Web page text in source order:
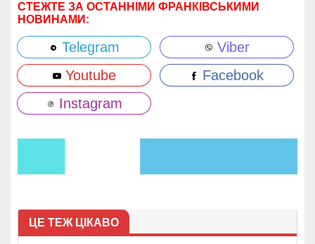
СТЕЖТЕ ЗА ОСТАННІМИ ФРАНКІВСЬКИМИ
НОВИНАМИ:
Telegram
Viber
Youtube
Facebook
Instagram
ЦЕ ТЕЖ ЦІКАВО